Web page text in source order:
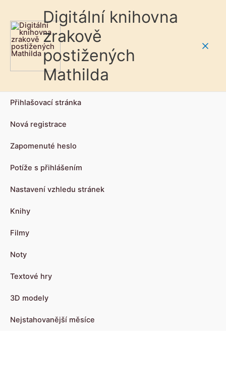
Digitální knihovna
zrakově
postižených
Mathilda
Přihlašovací stránka
Nová registrace
Zapomenuté heslo
Potíže s přihlášením
Nastavení vzhledu stránek
Knihy
Filmy
Noty
Textové hry
3D modely
Nejstahovanější měsíce